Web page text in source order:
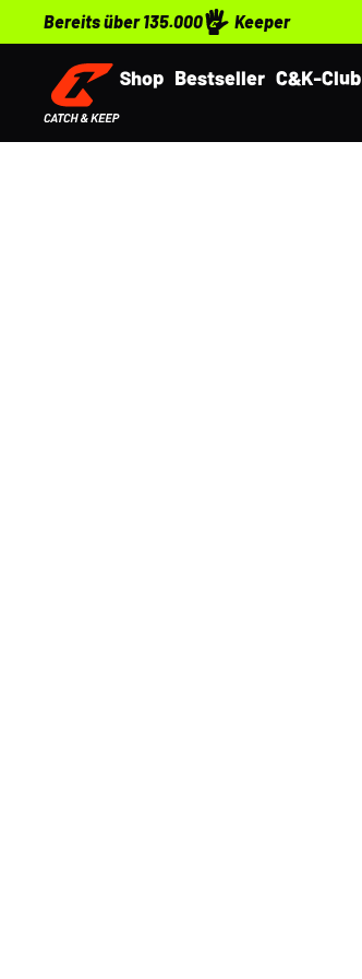
Bereits über 135.000 Keeper
Shop Bestseller C&K-Club